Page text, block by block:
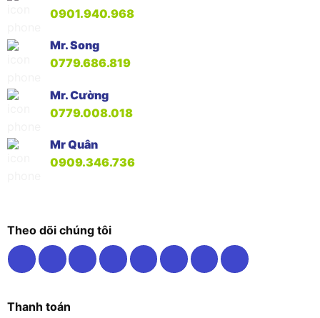
0901.940.968
Mr. Song
0779.686.819
Mr. Cường
0779.008.018
Mr Quân
0909.346.736
Theo dõi chúng tôi
Thanh toán